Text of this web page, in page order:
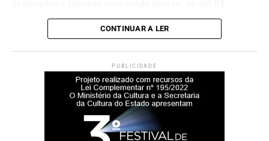
adaptação do município diante dos eventos climáticos
extremos registrados nos últimos anos, reforçando o
compromisso do Poder Executivo com a proteção das
famílias mais vulneráveis e a ampliação do acesso à
habitação de interesse social.Durante o evento, também
serão apresentadas à comunidade todas as informações
sobre o edital, os critérios de participação e o período de
2.850,00. Ao todo, foram chamados 360 candidatos,
sendo 100 suplentes. Caso haja desistências ou
para assumir as vagas como titulares.
Documentos necessários:
Documento de Identificação Oficial com foto;
CPF (caso não conste no documento de identificação);
Comprovante de estado civil (certidão de nascimento ou
CONTINUAR A LER
PUBLICIDADE